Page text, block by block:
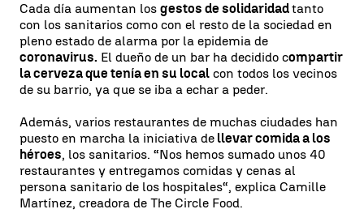
Cada día aumentan los gestos de solidaridadtanto
con los sanitarios como con el resto de la sociedad en
pleno estado de alarma por la epidemia de
coronavirus. El dueño de un bar ha decidido compartir
la cerveza que tenía en su local con todos los vecinos
de su barrio, ya que se iba a echar a peder.
Además, varios restaurantes de muchas ciudades han
puesto en marcha la iniciativa de llevar comida a los
héroes, los sanitarios. “Nos hemos sumado unos 40
restaurantes y entregamos comidas y cenas al
persona sanitario de los hospitales“, explica Camille
Martínez, creadora de The Circle Food.